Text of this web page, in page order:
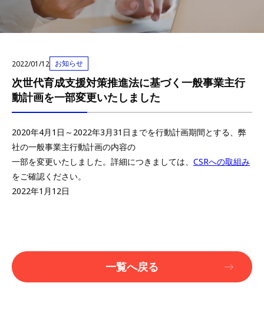
2022/01/12 お知らせ
次世代育成支援対策推進法に基づく一般事業主行
動計画を一部変更いたしました
2020年4月1日～2022年3月31日までを行動計画期間とする、弊
社の一般事業主行動計画の内容の
一部を変更いたしました。詳細につきましては、 CSRへの取組み
をご確認ください。
2022年1月12日
一覧へ戻る